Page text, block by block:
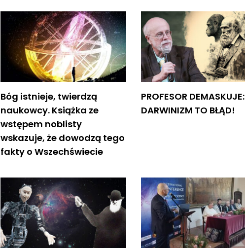
Bóg istnieje, twierdzą
naukowcy. Książka ze
wstępem noblisty
wskazuje, że dowodzą tego
fakty o Wszechświecie
PROFESOR DEMASKUJE:
DARWINIZM TO BŁĄD!